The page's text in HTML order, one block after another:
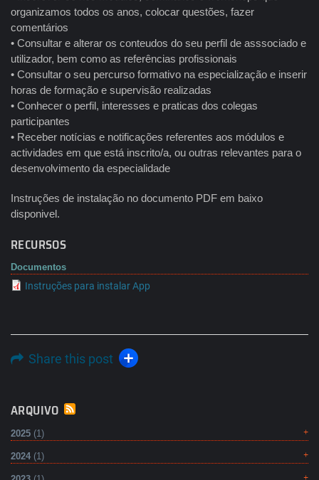
organizamos todos os anos, colocar questões, fazer
comentários
• Consultar e alterar os conteudos do seu perfil de asssociado e
utilizador, bem como as referências profissionais
• Consultar o seu percurso formativo na especialização e inserir
horas de formação e supervisão realizadas
• Conhecer o perfil, interesses e praticas dos colegas
participantes
• Receber notícias e notificações referentes aos módulos e
actividades em que está inscrito/a, ou outras relevantes para o
desenvolvimento da especialidade
Instruções de instalação no documento PDF em baixo
disponivel.
RECURSOS
Documentos
Instruções para instalar App
Share this post
ARQUIVO
2025 (1)
2024 (1)